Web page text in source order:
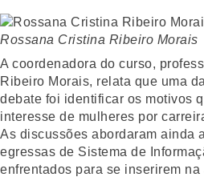
Rossana Cristina Ribeiro Morais
A coordenadora do curso,
Ribeiro Morais, relata que uma
debate foi identificar os motivos
interesse de mulheres por
As discussões abordaram ainda
egressas de Sistema de
enfrentados para se inserirem na